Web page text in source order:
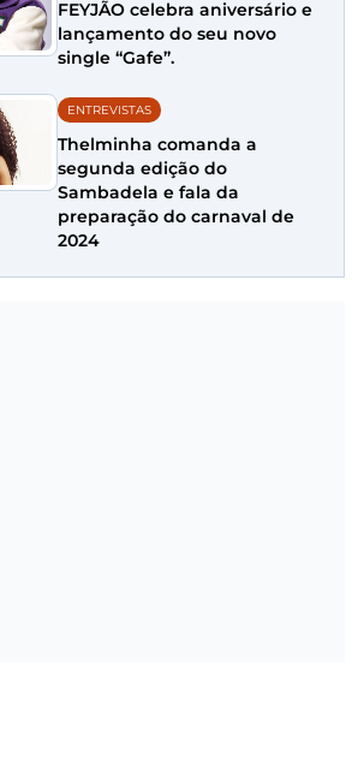
FEYJÃO celebra aniversário e
lançamento do seu novo
single “Gafe”.
ENTREVISTAS
Thelminha comanda a
segunda edição do
Sambadela e fala da
preparação do carnaval de
2024